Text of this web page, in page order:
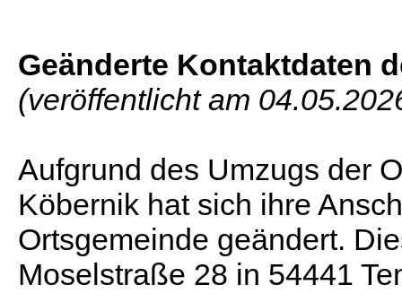
Geänderte Kontaktdaten
(veröffentlicht am
Aufgrund des Umzugs der
Köbernik hat sich ihre
Ortsgemeinde geändert.
Moselstraße 28 in 54441